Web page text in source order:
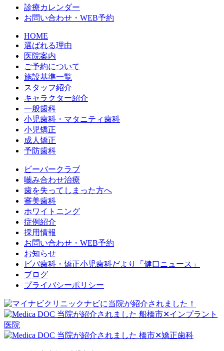
診療カレンダー
お問い合わせ・WEB予約
HOME
選ばれる理由
医院案内
ご予約について
施設基準一覧
スタッフ紹介
キャラクター紹介
一般歯科
小児歯科・マタニティ歯科
小児矯正
成人矯正
予防歯科
ビーバークラブ
嚙み合わせ治療
歯を失ってしまった方へ
審美歯科
ホワイトニング
症例紹介
採用情報
お問い合わせ・WEB予約
お知らせ
ビバ歯科・矯正小児歯科だより「健口ニュース」
ブログ
プライバシーポリシー